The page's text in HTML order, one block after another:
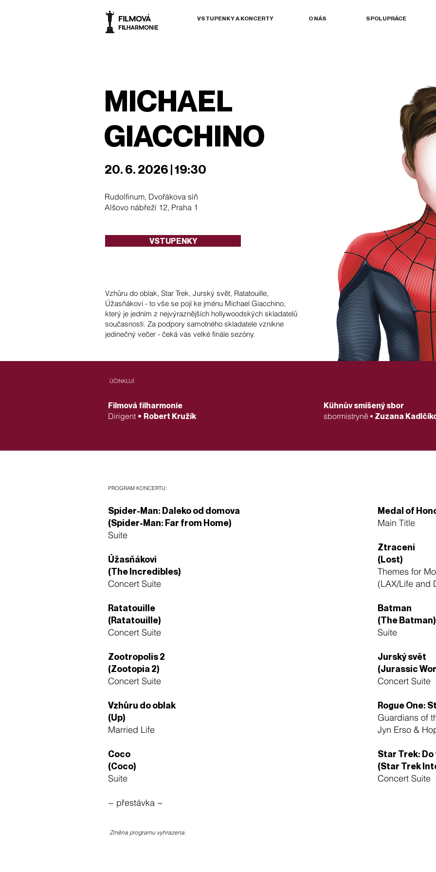
VSTUPENKY A KONCERTY O NÁS SPOLUPRÁCE
MICHAEL
GIACCHINO
20. 6. 2026 | 19:30
Rudolfinum, Dvořákova síň
Alšovo nábřeží 12, Praha 1
VSTUPENKY
Vzhůru do oblak, Star Trek, Jurský svět, Ratatouille,
Úžasňákovi - to vše se pojí ke jménu Michael Giacchino,
který je jedním z nejvýraznějších hollywoodských skladatelů
současnosti. Za podpory samotného skladatele vznikne
jedinečný večer - čeká vás velké finále sezóny.
​ÚČINKUJÍ
Filmová filharmonie
Dirigent • Robert Kružík
Kühnův smíšený sbor
sbormistryně • Zuzana
PROGRAM KONCERTU:
Spider-Man: Daleko od domova
(Spider-Man: Far from Home)
Suite
Úžasňákovi
(The Incredibles)
Concert Suite
Ratatouille
(Ratatouille)
Concert Suite
Zootropolis 2
(Zootopia 2)
Concert Suite
Vzhůru do oblak
(Up)
Married Life
Coco
(Coco)
Suite
~ přestávka ~
Medal of
Main Title
Ztraceni
(Lost)
Themes for
(LAX/Life and
Batman
(The Batman)
Suite
Jurský svět
(Jurassic
Concert
Rogue One:
Guardians of
Jyn Erso &
Star Trek:
(Star Trek
Concert Suite
Změna programu vyhrazena.